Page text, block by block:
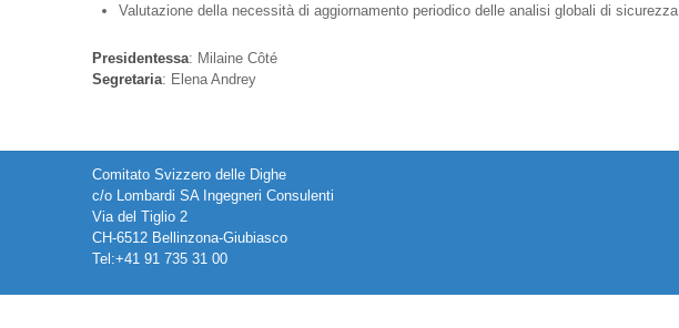
Valutazione della necessità di aggiornamento periodico delle analisi globali di sicurezza.
Presidentessa: Milaine Côté
Segretaria: Elena Andrey
Comitato Svizzero delle Dighe
c/o Lombardi SA Ingegneri Consulenti
Via del Tiglio 2
CH-6512 Bellinzona-Giubiasco
Tel:+41 91 735 31 00